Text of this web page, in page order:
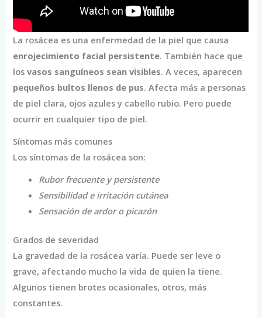
La rosácea es una enfermedad de la piel que causa
enrojecimiento facial persistente. También hace que
losvasos sanguíneos sean visibles. A veces, aparecen
pequeños bultos llenos de pus. Afecta más a personas
de piel clara, ojos azules y cabello rubio. Pero puede
ocurrir en cualquier tipo de piel.
Síntomas más comunes
Los síntomas de la rosácea son:
Rubor frecuente y persistente
Sensibilidad e irritación cutánea
Sensación de ardor o picazón
Grados de severidad
La gravedad de la rosácea varía. Puede ser leve o
grave, afectando mucho la vida de quien la tiene.
Algunos tienen brotes ocasionales, otros, más
constantes.